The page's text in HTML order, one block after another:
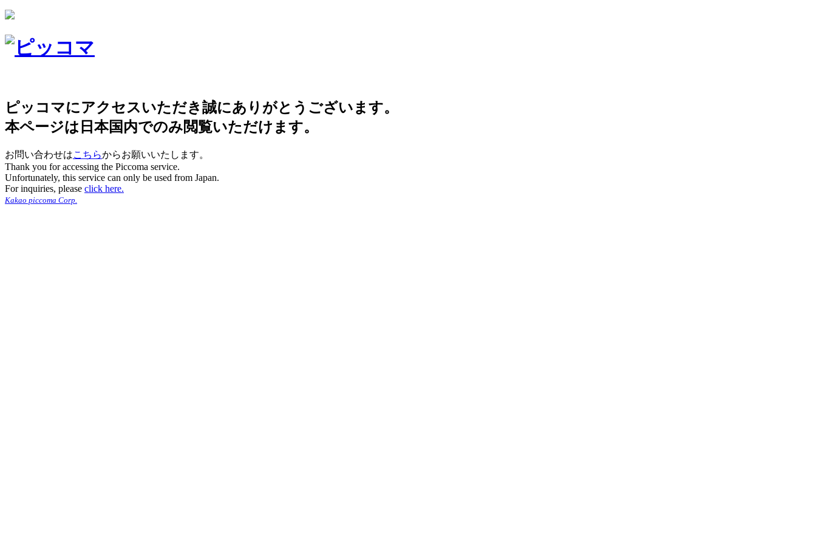
ピッコマにアクセスいただき誠にありがとうございます。
本ページは日本国内でのみ閲覧いただけます。
お問い合わせはこちらからお願いいたします。
Thank you for accessing the Piccoma service.
Unfortunately, this service can only be used from Japan.
For inquiries, please click here.
Kakao piccoma Corp.